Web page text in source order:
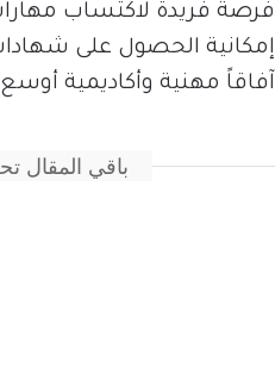
فرصة فريدة لاكتساب
إمكانية الحصول على
آفاقاً مهنية وأكاديمية
باقي المقال